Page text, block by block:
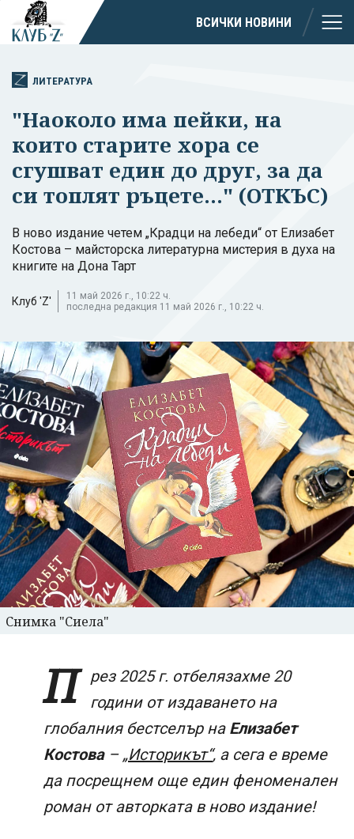
ВСИЧКИ НОВИНИ
ЛИТЕРАТУРА
"Наоколо има пейки, на
които старите хора се
сгушват един до друг, за да
си топлят ръцете..." (ОТКЪС)
В ново издание четем „Крадци на лебеди“ от Елизабет
Костова – майсторска литературна мистерия в духа на
книгите на Дона Тарт
Клуб 'Z'
11 май 2026 г., 10:22 ч.
последна редакция 11 май 2026 г., 10:22 ч.
Снимка "Сиела"
П
рез 2025 г. отбелязахме 20
години от издаването на
глобалния бестселър наЕлизабет
Костова – „Историкът“, а сега е време
да посрещнем още един феноменален
роман от авторката в ново издание!